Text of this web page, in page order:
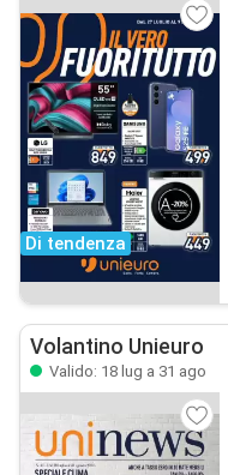
Di tendenza
Volantino Unieuro
Valido: 18 lug a 31 ago